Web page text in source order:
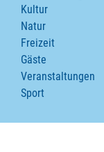
Kultur
Natur
Freizeit
Gäste
Veranstaltungen
Sport